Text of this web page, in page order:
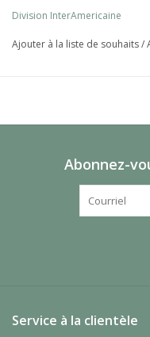
Division InterAmericaine
Ajouter à la liste de souhaits/
Abonnez-
Service à la clientèle